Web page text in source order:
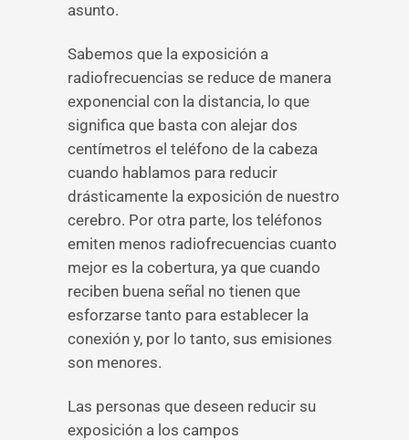
asunto.
Sabemos que la exposición a
radiofrecuencias se reduce de manera
exponencial con la distancia, lo que
significa que basta con alejar dos
centímetros el teléfono de la cabeza
cuando hablamos para reducir
drásticamente la exposición de nuestro
cerebro. Por otra parte, los teléfonos
emiten menos radiofrecuencias cuanto
mejor es la cobertura, ya que cuando
reciben buena señal no tienen que
esforzarse tanto para establecer la
conexión y, por lo tanto, sus emisiones
son menores.
Las personas que deseen reducir su
exposición a los campos